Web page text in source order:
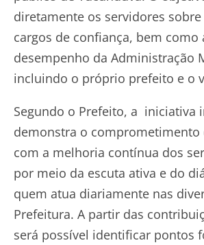
diretamente os servidores
cargos de confiança, bem como
desempenho da Administração
incluindo o próprio prefeito e o
Segundo o Prefeito, a iniciativa
demonstra o comprometimento
com a melhoria contínua dos
por meio da escuta ativa e do
quem atua diariamente nas
Prefeitura. A partir das
será possível identificar pontos